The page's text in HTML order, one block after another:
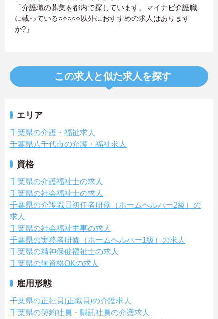
「介護職の募集を都内で探しています。マイナビ介護職
に載っている○○○○○以外におすすめの求人はあります
か?」
この求人と似た求人を探す
エリア
千葉県の介護・福祉求人
千葉県八千代市の介護・福祉求人
資格
千葉県の介護福祉士の求人
千葉県の社会福祉士の求人
千葉県の介護職員初任者研修（ホームヘルパー2級）の
求人
千葉県の社会福祉主事の求人
千葉県の実務者研修（ホームヘルパー1級）の求人
千葉県の精神保健福祉士の求人
千葉県の無資格OKの求人
雇用形態
千葉県の正社員(正職員)の介護求人
千葉県の契約社員・嘱託社員の介護求人